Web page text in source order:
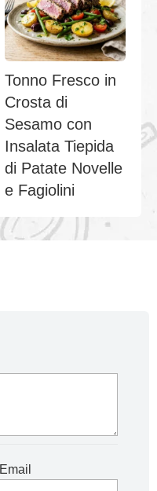
Tonno Fresco in
Crosta di
Sesamo con
Insalata Tiepida
di Patate Novelle
e Fagiolini
Email